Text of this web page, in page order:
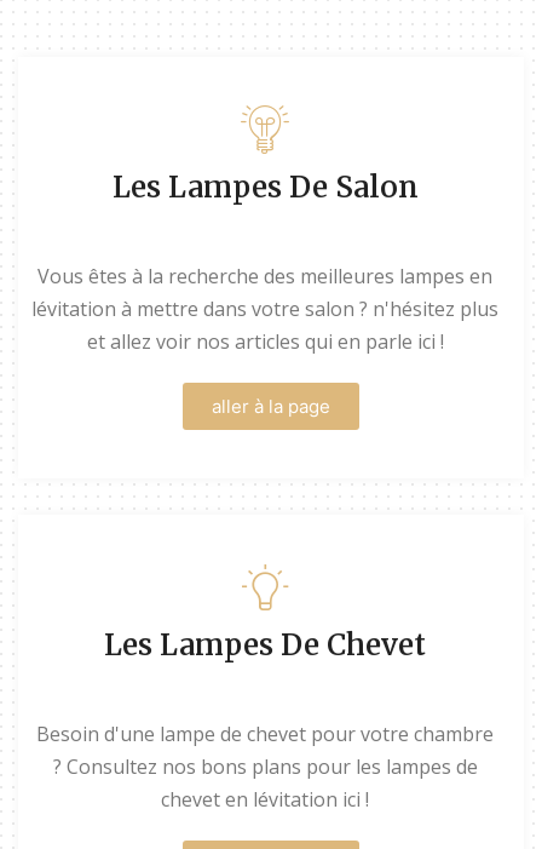
Les Lampes De Salon
Vous êtes à la recherche des meilleures lampes en
lévitation à mettre dans votre salon ? n'hésitez plus
et allez voir nos articles qui en parle ici !
aller à la page
Les Lampes De Chevet
Besoin d'une lampe de chevet pour votre chambre
? Consultez nos bons plans pour les lampes de
chevet en lévitation ici !